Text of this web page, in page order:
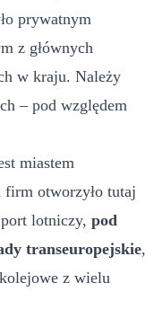
prywatnym
z głównych
w kraju. Należy
– pod względem
miastem
firm otworzyło tutaj
lotniczy, pod
transeuropejskie,
z wielu